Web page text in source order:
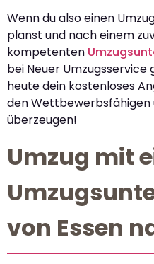
Wenn du also einen
planst und nach einem
kompetenten
bei Neuer
heute dein kostenloses
den Wettbewerbsfähigen
überzeugen!
Umzug mit
von Essen